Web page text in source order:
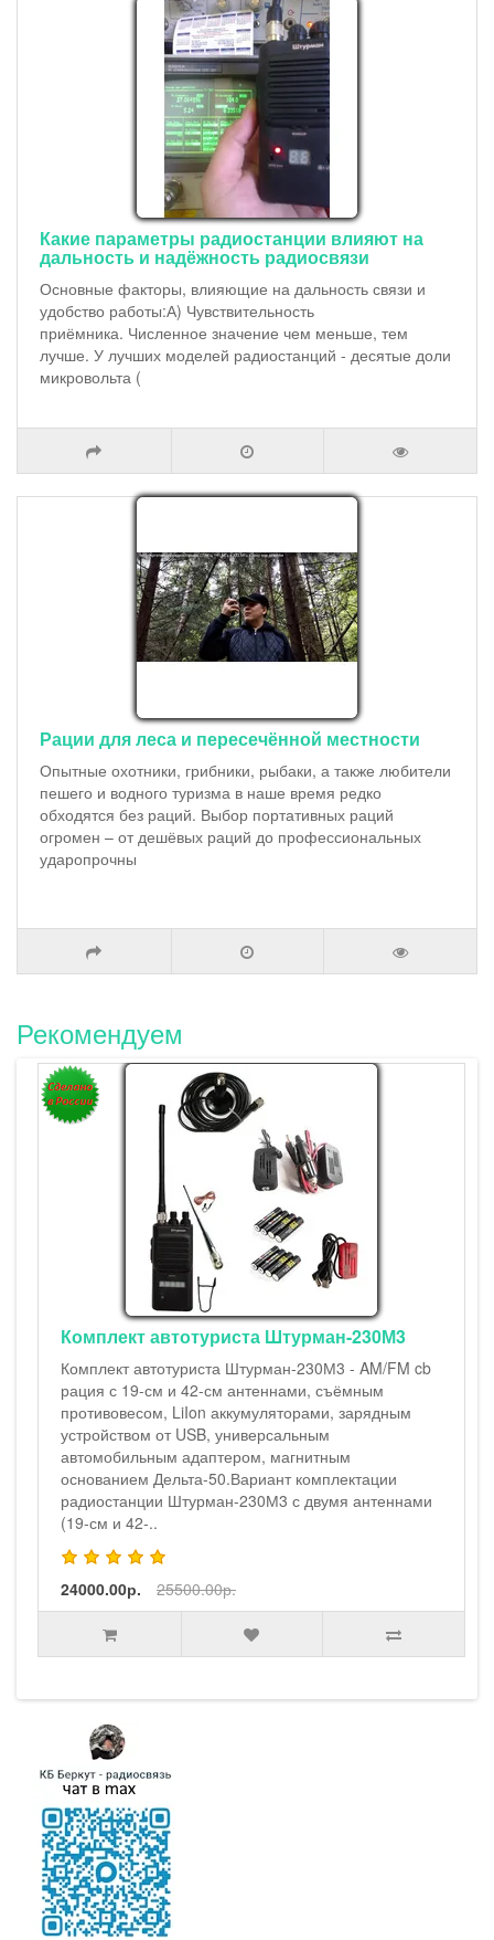
Какие параметры радиостанции влияют на
дальность и надёжность радиосвязи
Основные факторы, влияющие на дальность связи и
удобство работы:А) Чувствительность
приёмника. Численное значение чем меньше, тем
лучше. У лучших моделей радиостанций - десятые доли
микровольта (
Рации для леса и пересечённой местности
Опытные охотники, грибники, рыбаки, а также любители
пешего и водного туризма в наше время редко
обходятся без раций. Выбор портативных раций
огромен – от дешёвых раций до профессиональных
ударопрочны
Рекомендуем
Комплект автотуриста Штурман-230М3
Комплект автотуриста Штурман-230М3 - AM/FM cb
рация с 19-см и 42-см антеннами, съёмным
противовесом, LiIon аккумуляторами, зарядным
устройством от USB, универсальным
автомобильным адаптером, магнитным
основанием Дельта-50.Вариант комплектации
радиостанции Штурман-230М3 с двумя антеннами
(19-см и 42-..
24000.00р. 25500.00р.